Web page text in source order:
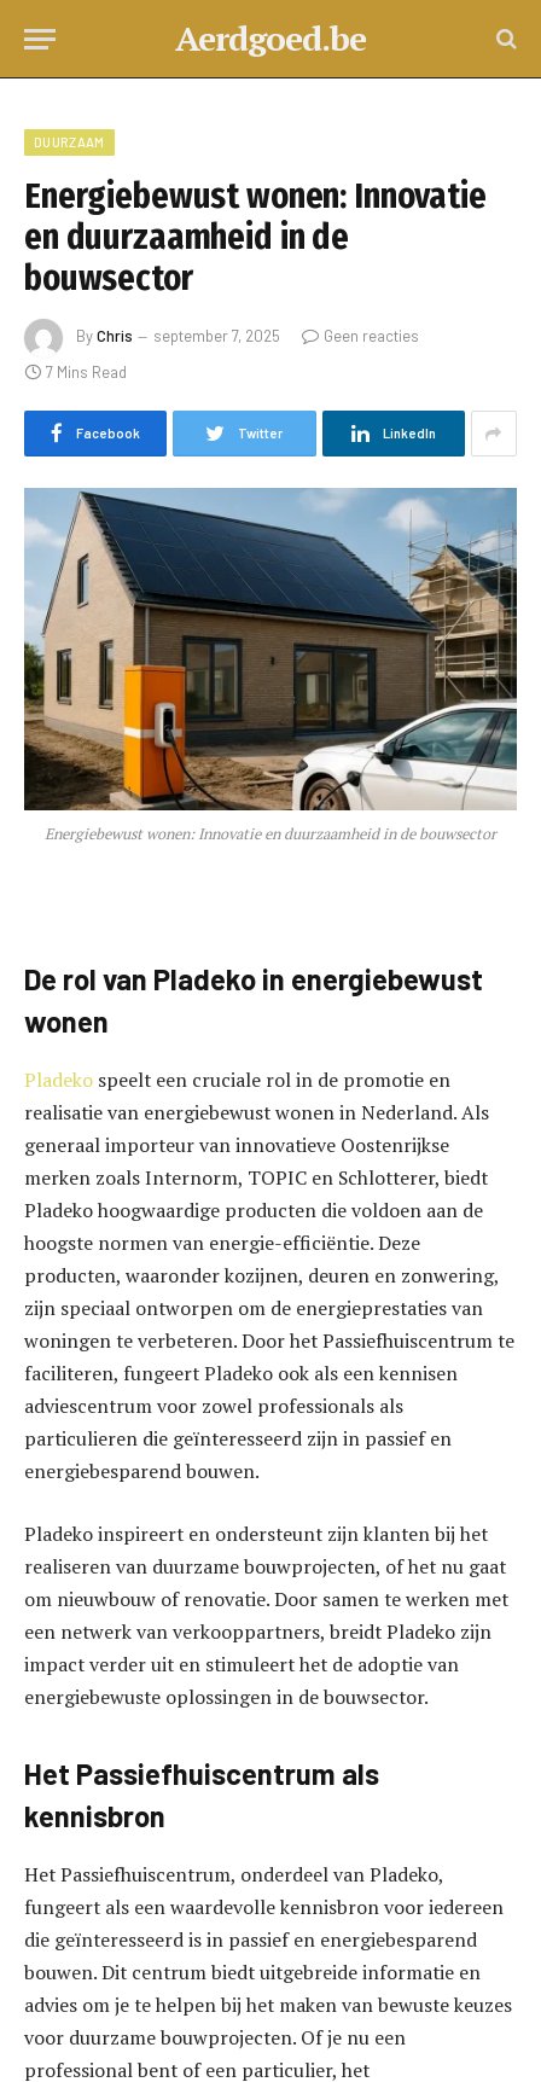
Aerdgoed.be
DUURZAAM
Energiebewust wonen: Innovatie
en duurzaamheid in de
bouwsector
ByChris september 7, 2025
Geen reacties
7 Mins Read
Facebook Twitter LinkedIn
Energiebewust wonen: Innovatie en duurzaamheid in de bouwsector
De rol van Pladeko in energiebewust
wonen
Pladeko speelt een cruciale rol in de promotie en
realisatie van energiebewust wonen in Nederland. Als
generaal importeur van innovatieve Oostenrijkse
merken zoals Internorm, TOPIC en Schlotterer, biedt
Pladeko hoogwaardige producten die voldoen aan de
hoogste normen van energie-efficiëntie. Deze
producten, waaronder kozijnen, deuren en zonwering,
zijn speciaal ontworpen om de energieprestaties van
woningen te verbeteren. Door het Passiefhuiscentrum te
faciliteren, fungeert Pladeko ook als een kennisen
adviescentrum voor zowel professionals als
particulieren die geïnteresseerd zijn in passief en
energiebesparend bouwen.
Pladeko inspireert en ondersteunt zijn klanten bij het
realiseren van duurzame bouwprojecten, of het nu gaat
om nieuwbouw of renovatie. Door samen te werken met
een netwerk van verkooppartners, breidt Pladeko zijn
impact verder uit en stimuleert het de adoptie van
energiebewuste oplossingen in de bouwsector.
Het Passiefhuiscentrum als
kennisbron
Het Passiefhuiscentrum, onderdeel van Pladeko,
fungeert als een waardevolle kennisbron voor iedereen
die geïnteresseerd is in passief en energiebesparend
bouwen. Dit centrum biedt uitgebreide informatie en
advies om je te helpen bij het maken van bewuste keuzes
voor duurzame bouwprojecten. Of je nu een
professional bent of een particulier, het